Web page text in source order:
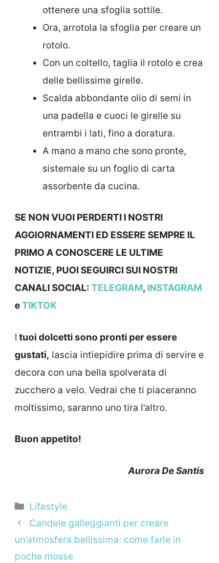
ottenere una sfoglia sottile.
Ora, arrotola la sfoglia per creare un
rotolo.
Con un coltello, taglia il rotolo e crea
delle bellissime girelle.
Scalda abbondante olio di semi in
una padella e cuoci le girelle su
entrambi i lati, fino a doratura.
A mano a mano che sono pronte,
sistemale su un foglio di carta
assorbente da cucina.
SE NON VUOI PERDERTI I NOSTRI
AGGIORNAMENTI ED ESSERE SEMPRE IL
PRIMO A CONOSCERE LE ULTIME
NOTIZIE, PUOI SEGUIRCI SUI NOSTRI
CANALI SOCIAL: TELEGRAM, INSTAGRAM
eTIKTOK
I tuoi dolcetti sono pronti per essere
gustati, lascia intiepidire prima di servire e
decora con una bella spolverata di
zucchero a velo. Vedrai che ti piaceranno
moltissimo, saranno uno tira l’altro.
Buon appetito!
Aurora De Santis
Categorie
Lifestyle
Candele galleggianti per creare
un’atmosfera bellissima: come farle in
poche mosse